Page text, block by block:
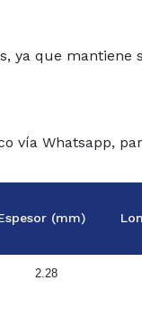
ya que mantiene
vía Whatsapp,
(mm)
2.28